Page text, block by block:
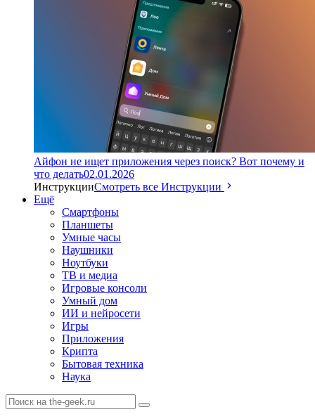
Айфон не ищет приложения через поиск? Вот почему и
что делать02.01.2026
ИнструкцииСмотреть все Инструкции
Ещё
Смартфоны
Планшеты
Умные часы
Наушники
Ноутбуки
ТВ и медиа
Игровые консоли
Умный дом
ИИ и нейросети
Игры
Приложения
Крипта
Бытовая техника
Наука